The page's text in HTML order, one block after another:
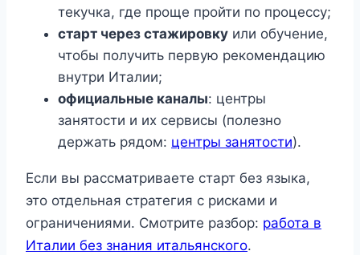
текучка, где проще пройти по процессу;
старт через стажировку или обучение,
чтобы получить первую рекомендацию
внутри Италии;
официальные каналы: центры
занятости и их сервисы (полезно
держать рядом: центры занятости).
Если вы рассматриваете старт без языка,
это отдельная стратегия с рисками и
ограничениями. Смотрите разбор: работа в
Италии без знания итальянского.